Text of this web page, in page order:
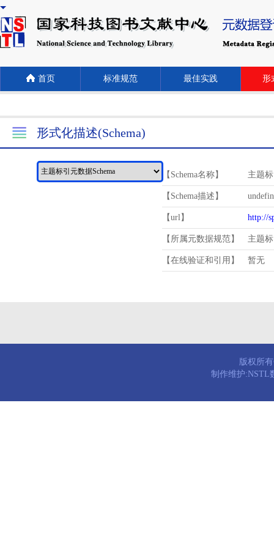
首页 标准规范 最佳实践 形
形式化描述(Schema)
【Schema名称】 主题
【Schema描述】
【url】 http://
【所属元数据规范】 主题
【在线验证和引用】 暂无
版权所
制作维护:NSTL